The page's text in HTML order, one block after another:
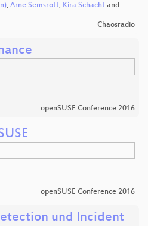
, Arne Semsrott, Kira Schacht and
Chaosradio
openSUSE Conference 2016
openSUSE Conference 2016
und Incident